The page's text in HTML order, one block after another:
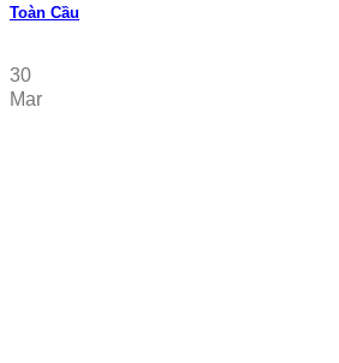
Toàn Cầu
30
Mar